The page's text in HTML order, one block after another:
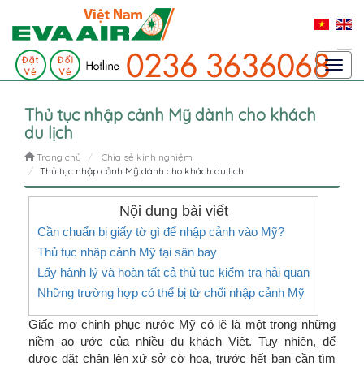
Thủ tục nhập cảnh Mỹ dành cho khách
du lịch
Trang chủ
Chia sẻ kinh nghiệm
Thủ tục nhập cảnh Mỹ dành cho khách du lịch
Nội dung bài viết
Cần chuẩn bị giấy tờ gì để nhập cảnh vào Mỹ?
Thủ tục nhập cảnh Mỹ tại sân bay
Lấy hành lý và hoàn tất cả thủ tục kiểm tra hải quan
Những trường hợp có thể bị từ chối nhập cảnh Mỹ
Giấc mơ chinh phục nước Mỹ có lẽ là một trong những
niềm ao ước của nhiều du khách Việt. Tuy nhiên, để
được đặt chân lên xứ sở cờ hoa, trước hết bạn cần tìm